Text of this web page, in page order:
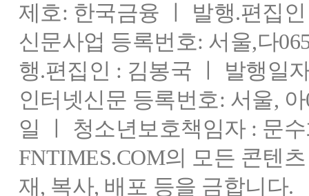
제호: 한국금융 ㅣ 발행.편집
신문사업 등록번호: 서울,다
행.편집인 : 김봉국 ㅣ 발행일
인터넷신문 등록번호: 서울,
일 ㅣ 청소년보호책임자 : 문
FNTIMES.COM의 모든 콘텐
재, 복사, 배포 등을 금합니다.